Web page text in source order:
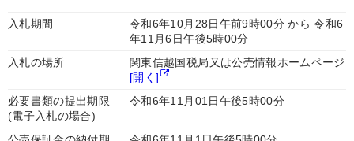
入札期間
令和6年10月28日午前9時00分 から 令和6
年11月6日午後5時00分
入札の場所
関東信越国税局又は公売情報ホームページ
[開く]
必要書類の提出期限
(電子入札の場合)
令和6年11月01日午後5時00分